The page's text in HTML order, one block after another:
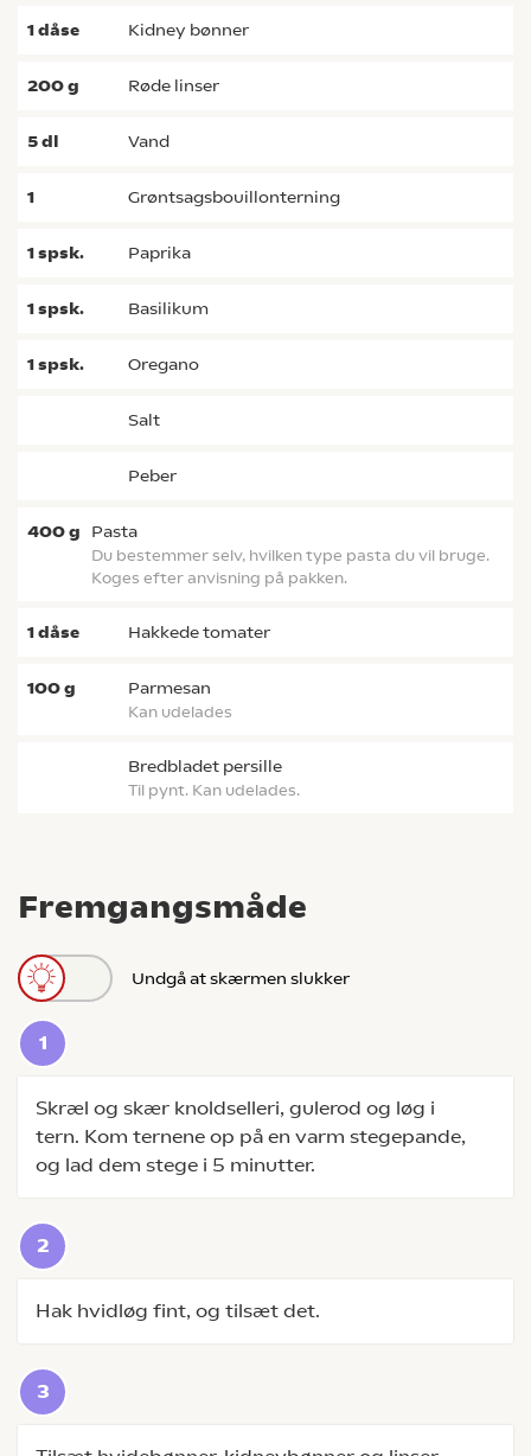
Fremgangsmåde
Undgå at skærmen slukker
Skræl og skær knoldselleri, gulerod og løg i
tern. Kom ternene op på en varm stegepande,
og lad dem stege i 5 minutter.
Hak hvidløg fint, og tilsæt det.
1dåse kidney bønner
200g røde linser
5dl vand
1 grøntsagsbouillonterning
1spsk. paprika
1spsk. basilikum
1spsk. oregano
salt
peber
400g pasta
Du bestemmer selv, hvilken type pasta du vil bruge.
Koges efter anvisning på pakken.
1dåse hakkede tomater
100g parmesan
Kan udelades
bredbladet persille
Til pynt. Kan udelades.